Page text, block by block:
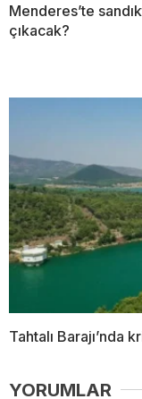
Menderes’te
çıkacak?
Tahtalı Barajı’nda
YORUMLAR